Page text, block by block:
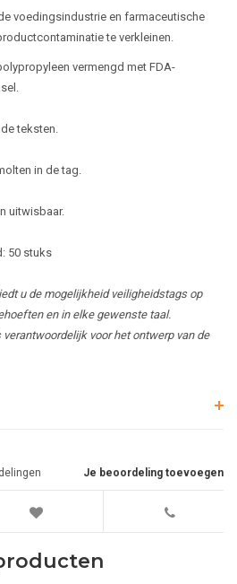
voedingsindustrie en farmaceutische
te verkleinen.
vermengd met FDA-
teksten.
in de tag.
uitwisbaar.
50 stuks
u de mogelijkheid veiligheidstags op
en in elke gewenste taal.
voor het ontwerp van de
Je beoordeling toevoegen